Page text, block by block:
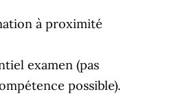
à proximité
examen (pas
possible).